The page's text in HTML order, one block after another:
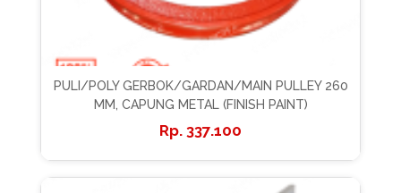
PULI/POLY GERBOK/GARDAN/MAIN PULLEY 260
MM, CAPUNG METAL (FINISH PAINT)
337.100